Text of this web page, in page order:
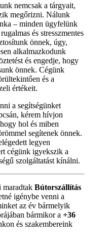
nemcsak a tárgyait,
megőrizni. Nálunk
– minden ügyfelünk
és stresszmentes
önnek, úgy,
alkalmazkodunk
és engedje, hogy
önnek. Cégünk
és a
értékeit.
a segítségünket
kérem hívjon
hol és miben
segítenek önnek.
legyen
cégünk igyekszik a
szolgáltatást kínálni.
maradtak Bútorszállítás
igénybe venni a
az év bármelyik
bármikor a +36
és szakembereink